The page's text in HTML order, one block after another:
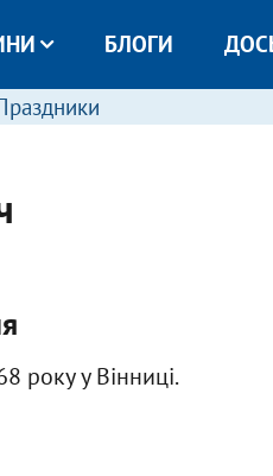
БЛОГИ
року у Вінниці.